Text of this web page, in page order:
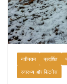
नवीनतम प्रदर्शित
स्वास्थ्य और फिटनेस